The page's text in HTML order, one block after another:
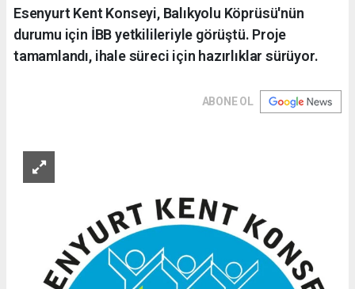
Esenyurt Kent Konseyi, Balıkyolu Köprüsü'nün
durumu için İBB yetkilileriyle görüştü. Proje
tamamlandı, ihale süreci için hazırlıklar sürüyor.
ABONE OL